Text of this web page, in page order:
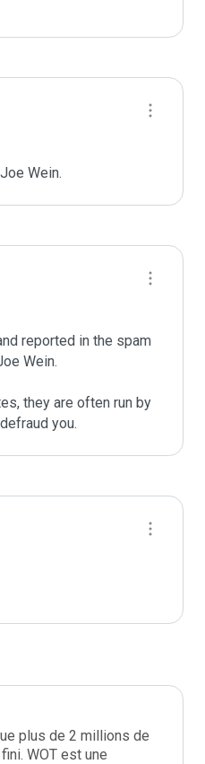
Wein.
reported in the spam
Wein.
they are often run by
you.
plus de 2 millions de
WOT est une